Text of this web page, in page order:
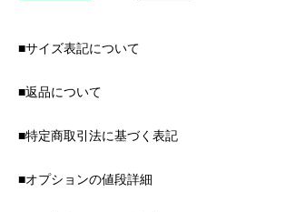
■サイズ表記について
■返品について
■特定商取引法に基づく表記
■オプションの値段詳細